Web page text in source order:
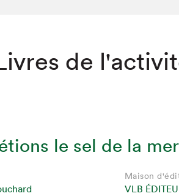
de
le sel de la mer
Maison
VLB